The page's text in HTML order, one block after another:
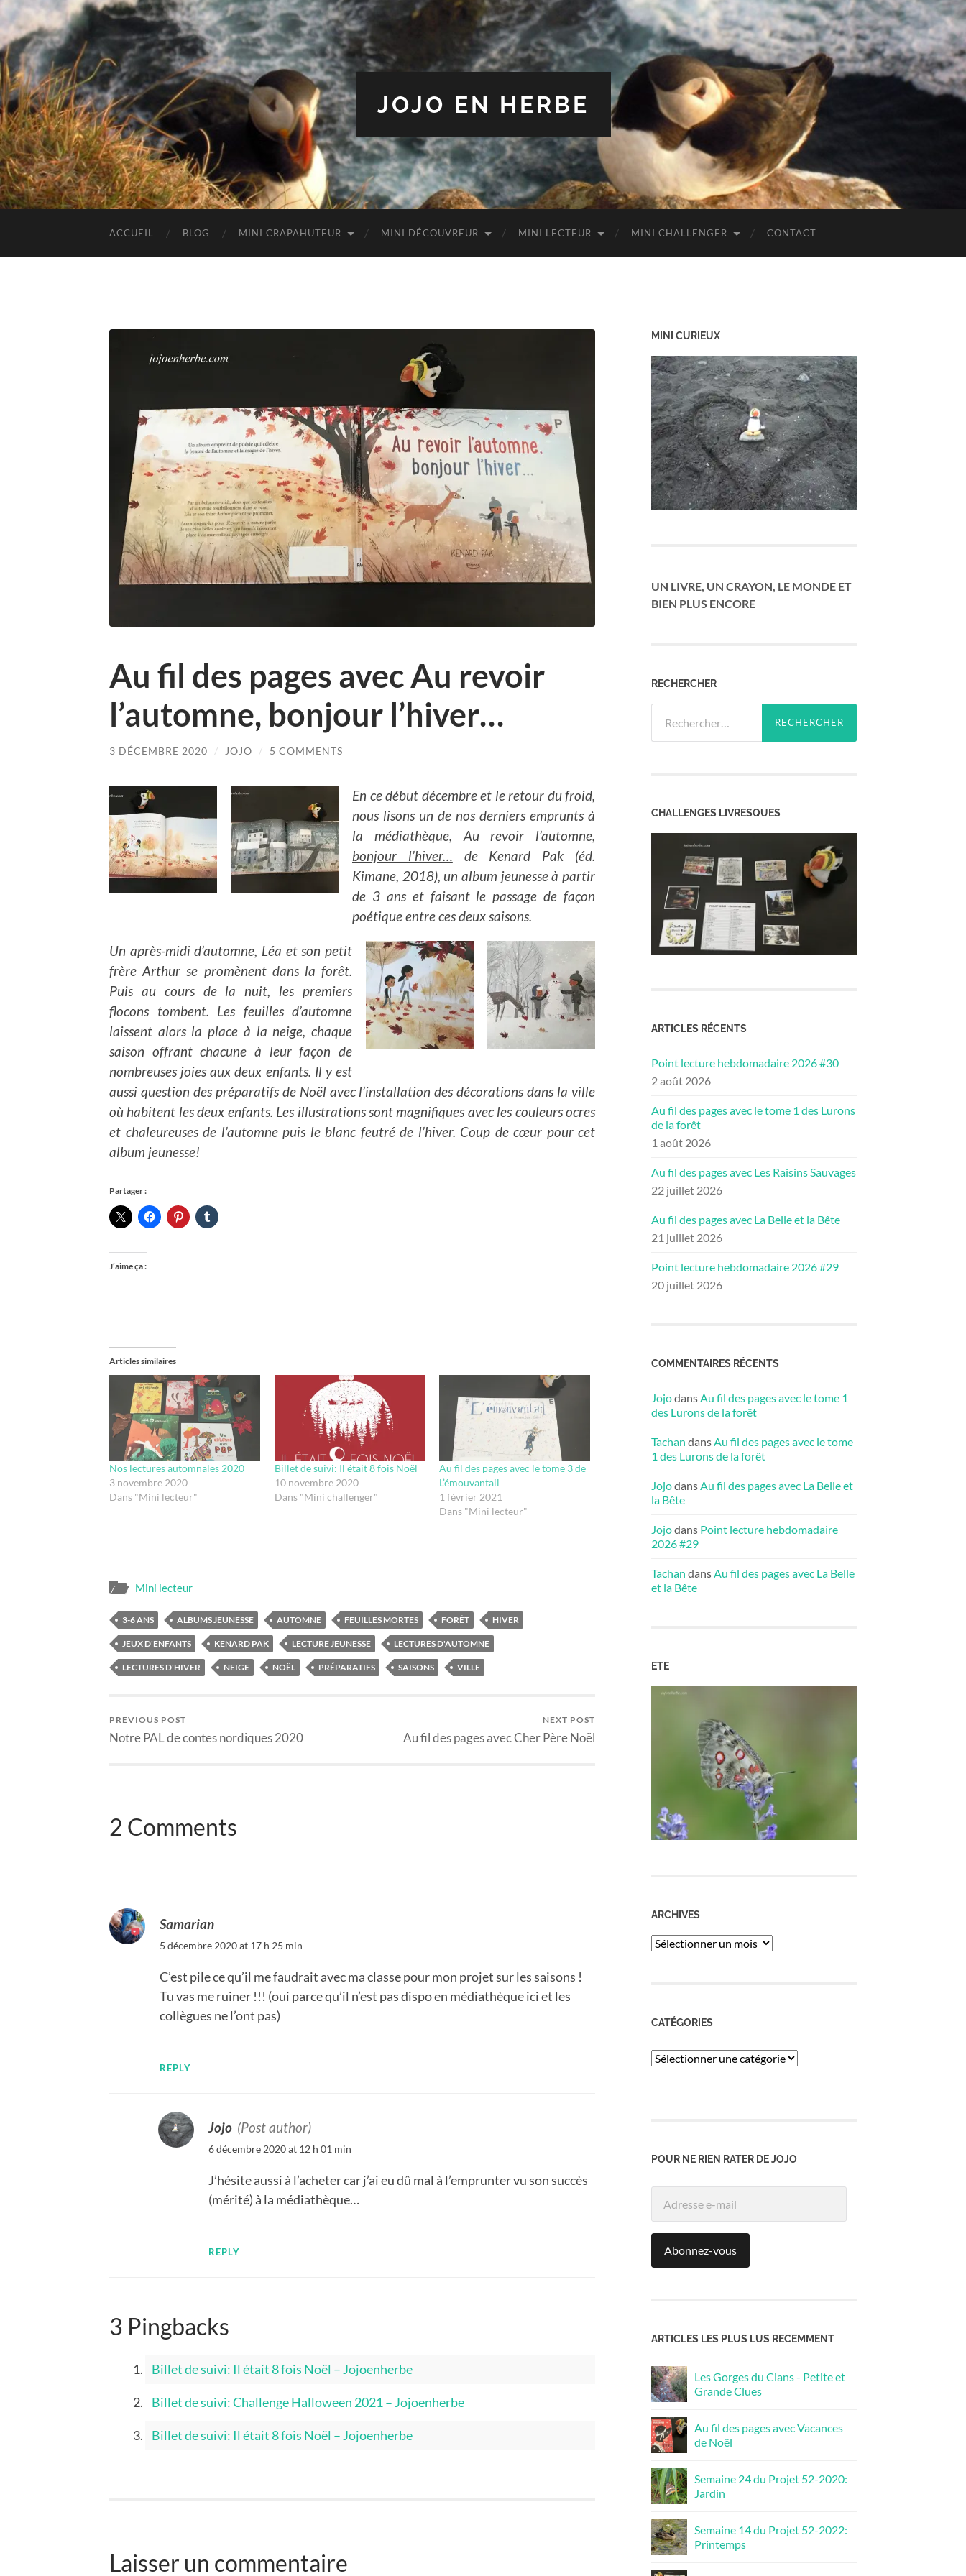
JOJO EN HERBE
ACCUEIL BLOG MINI CRAPAHUTEUR MINI DÉCOUVREUR MINI LECTEUR MINI CHALLENGER CONTACT
Au fil des pages avec Au revoir
l’automne, bonjour l’hiver…
3 DÉCEMBRE 2020 / JOJO / 5 COMMENTS
En ce début décembre et le retour du froid,
nous lisons un de nos derniers emprunts à
la médiathèque, Au revoir l’automne,
bonjour l’hiver… de Kenard Pak (éd.
Kimane, 2018), un album jeunesse à partir
de 3 ans et faisant le passage de façon
poétique entre ces deux saisons.
Un après-midi d’automne, Léa et son petit
frère Arthur se promènent dans la forêt.
Puis au cours de la nuit, les premiers
flocons tombent. Les feuilles d’automne
laissent alors la place à la neige, chaque
saison offrant chacune à leur façon de
nombreuses joies aux deux enfants. Il y est
aussi question des préparatifs de Noël avec l’installation des décorations dans la ville
où habitent les deux enfants. Les illustrations sont magnifiques avec les couleurs ocres
et chaleureuses de l’automne puis le blanc feutré de l’hiver. Coup de cœur pour cet
album jeunesse!
Partager :
J’aime ça :
Articles similaires
Nos lectures automnales 2020
3 novembre 2020
Dans "Mini lecteur"
Billet de suivi: Il était 8 fois Noël
10 novembre 2020
Dans "Mini challenger"
Au fil des pages avec le tome 3 de
L’émouvantail
1 février 2021
Dans "Mini lecteur"
Mini lecteur
3-6 ANS ALBUMS JEUNESSE AUTOMNE FEUILLES MORTES FORÊT HIVER
JEUX D'ENFANTS KENARD PAK LECTURE JEUNESSE LECTURES D'AUTOMNE
LECTURES D'HIVER NEIGE NOËL PRÉPARATIFS SAISONS VILLE
PREVIOUS POST
Notre PAL de contes nordiques 2020
NEXT POST
Au fil des pages avec Cher Père Noël
2 Comments
Samarian
5 décembre 2020 at 17 h 25 min
C’est pile ce qu’il me faudrait avec ma classe pour mon projet sur les saisons !
Tu vas me ruiner !!! (oui parce qu’il n’est pas dispo en médiathèque ici et les
collègues ne l’ont pas)
REPLY
Jojo (Post author)
6 décembre 2020 at 12 h 01 min
J’hésite aussi à l’acheter car j’ai eu dû mal à l’emprunter vu son succès
(mérité) à la médiathèque…
REPLY
3 Pingbacks
Billet de suivi: Il était 8 fois Noël – Jojoenherbe
Billet de suivi: Challenge Halloween 2021 – Jojoenherbe
Billet de suivi: Il était 8 fois Noël – Jojoenherbe
Laisser un commentaire
MINI CURIEUX
UN LIVRE, UN CRAYON, LE MONDE ET
BIEN PLUS ENCORE
RECHERCHER
CHALLENGES LIVRESQUES
ARTICLES RÉCENTS
Point lecture hebdomadaire 2026 #30
2 août 2026
Au fil des pages avec le tome 1 des Lurons
de la forêt
1 août 2026
Au fil des pages avec Les Raisins Sauvages
22 juillet 2026
Au fil des pages avec La Belle et la Bête
21 juillet 2026
Point lecture hebdomadaire 2026 #29
20 juillet 2026
COMMENTAIRES RÉCENTS
JojodansAu fil des pages avec le tome 1
des Lurons de la forêt
Tachan dansAu fil des pages avec le tome
1 des Lurons de la forêt
JojodansAu fil des pages avec La Belle et
la Bête
Jojodans Point lecture hebdomadaire
2026 #29
Tachan dansAu fil des pages avec La Belle
et la Bête
ETE
ARCHIVES
ARCHIVES
CATÉGORIES
Catégories
POUR NE RIEN RATER DE JOJO
Abonnez-vous
ARTICLES LES PLUS LUS RECEMMENT
Les Gorges du Cians - Petite et
Grande Clues
Au fil des pages avec Vacances
de Noël
Semaine 24 du Projet 52-2020:
Jardin
Semaine 14 du Projet 52-2022:
Printemps